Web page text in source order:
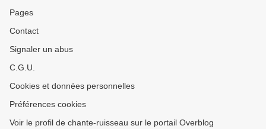
Pages
Contact
Signaler un abus
C.G.U.
Cookies et données personnelles
Préférences cookies
Voir le profil de chante-ruisseau sur le portail Overblog